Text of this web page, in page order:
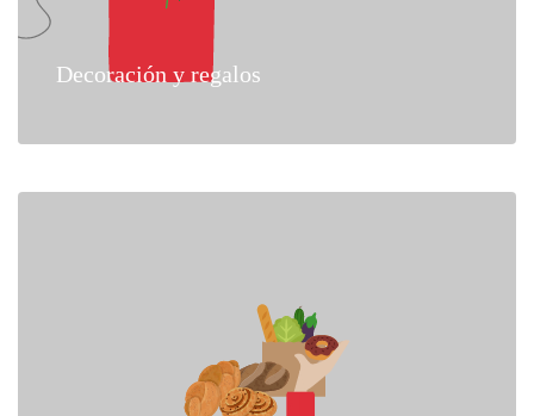
Decoración y regalos